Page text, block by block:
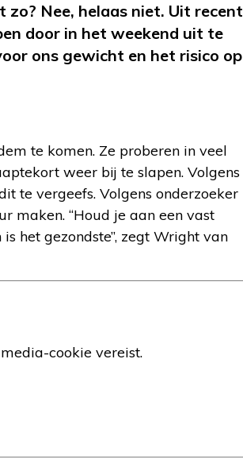
Nee, helaas niet. Uit recent
door in het weekend uit te
ons gewicht en het risico op
te komen. Ze proberen in veel
weer bij te slapen. Volgens
te vergeefs. Volgens onderzoeker
maken. “Houd je aan een vast
het gezondste”, zegt Wright van
cookie vereist.